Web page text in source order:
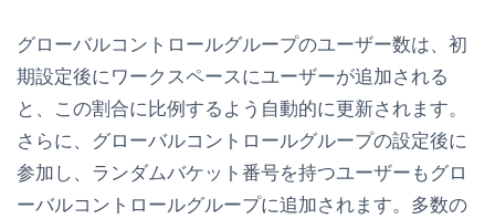
グローバルコントロールグループのユーザー数は、初
期設定後にワークスペースにユーザーが追加される
と、この割合に比例するよう自動的に更新されます。
さらに、グローバルコントロールグループの設定後に
参加し、ランダムバケット番号を持つユーザーもグロ
ーバルコントロールグループに追加されます。多数の